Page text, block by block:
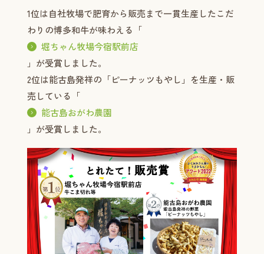
1位は自社牧場で肥育から販売まで一貫生産したこだ
わりの博多和牛が味わえる「
堀ちゃん牧場今宿駅前店
」が受賞しました。
2位は能古島発祥の「ピーナッツもやし」を生産・販
売している「
能古島おがわ農園
」が受賞しました。